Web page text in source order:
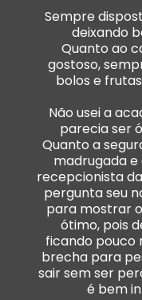
Sempre
deixando
Quanto ao
gostoso,
bolos e
Não usei a
parecia ser
Quanto a
madrugada
recepcionista
pergunta seu
para mostrar
ótimo, pois
ficando pouco
brecha para
sair sem ser
é bem